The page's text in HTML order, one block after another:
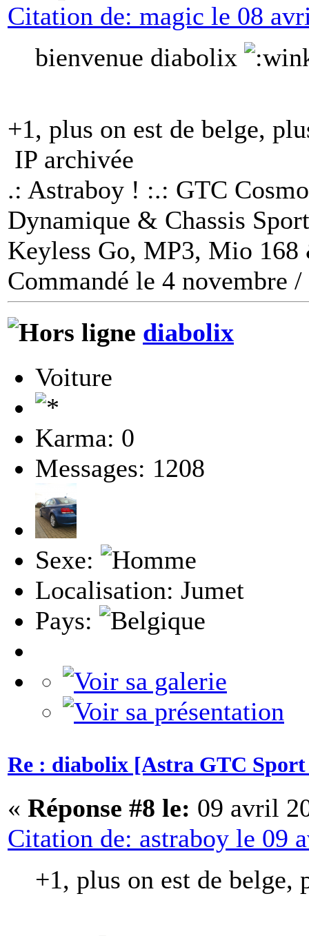
Citation de: magic le 08
bienvenue diabolix
+1, plus on est de belge,
IP archivée
.: Astraboy ! :.: GTC
Dynamique & Chassis
Keyless Go, MP3, Mio
Commandé le 4 novembre
diabolix
Voiture
Karma: 0
Messages: 1208
Sexe:
Localisation: Jumet
Pays:
Re : diabolix [Astra GTC Sport
« Réponse #8 le: 09 avril
Citation de: astraboy le 09
+1, plus on est de belge,